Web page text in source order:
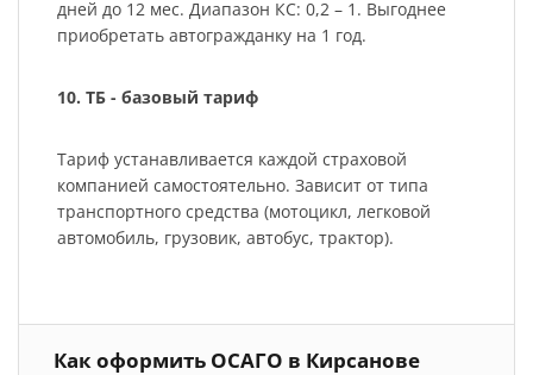
дней до 12 мес. Диапазон КС: 0,2 – 1. Выгоднее
приобретать автогражданку на 1 год.
10. ТБ - базовый тариф
Тариф устанавливается каждой страховой
компанией самостоятельно. Зависит от типа
транспортного средства (мотоцикл, легковой
автомобиль, грузовик, автобус, трактор).
Как оформить ОСАГО в Кирсанове